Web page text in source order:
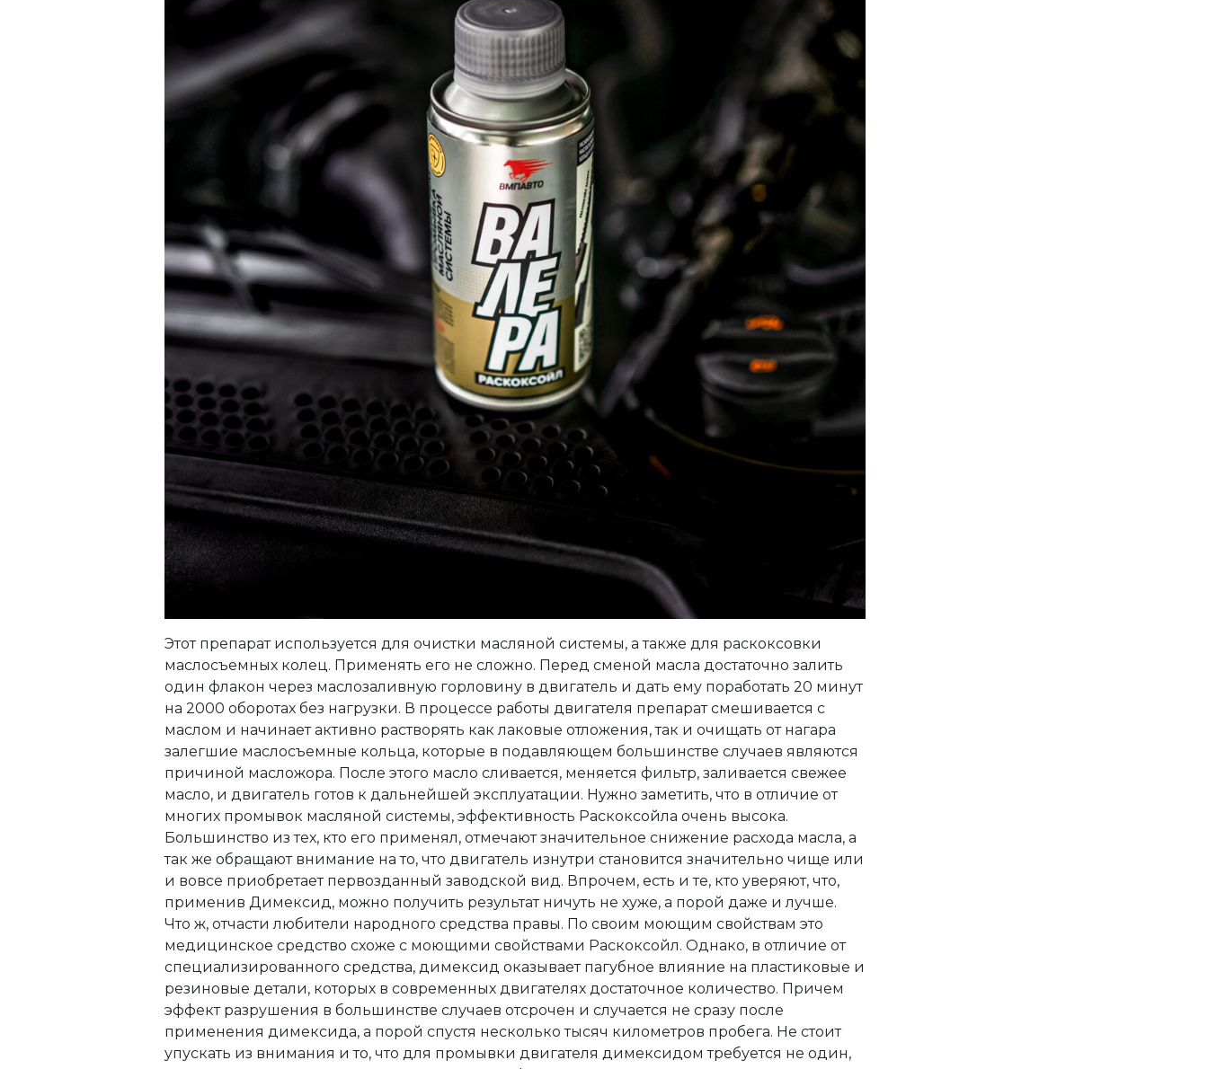
Этот препарат используется для очистки масляной системы, а также для раскоксовки
маслосъемных колец. Применять его не сложно. Перед сменой масла достаточно залить
один флакон через маслозаливную горловину в двигатель и дать ему поработать 20 минут
на 2000 оборотах без нагрузки. В процессе работы двигателя препарат смешивается с
маслом и начинает активно растворять как лаковые отложения, так и очищать от нагара
залегшие маслосъемные кольца, которые в подавляющем большинстве случаев являются
причиной масложора. После этого масло сливается, меняется фильтр, заливается свежее
масло, и двигатель готов к дальнейшей эксплуатации. Нужно заметить, что в отличие от
многих промывок масляной системы, эффективность Раскоксойла очень высока.
Большинство из тех, кто его применял, отмечают значительное снижение расхода масла, а
так же обращают внимание на то, что двигатель изнутри становится значительно чище или
и вовсе приобретает первозданный заводской вид. Впрочем, есть и те, кто уверяют, что,
применив Димексид, можно получить результат ничуть не хуже, а порой даже и лучше.
Что ж, отчасти любители народного средства правы. По своим моющим свойствам это
медицинское средство схоже с моющими свойствами Раскоксойл. Однако, в отличие от
специализированного средства, димексид оказывает пагубное влияние на пластиковые и
резиновые детали, которых в современных двигателях достаточное количество. Причем
эффект разрушения в большинстве случаев отсрочен и случается не сразу после
применения димексида, а порой спустя несколько тысяч километров пробега. Не стоит
упускать из внимания и то, что для промывки двигателя димексидом требуется не один,